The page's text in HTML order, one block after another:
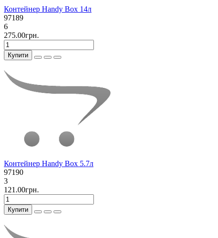
Контейнер Handy Box 14л
97189
6
275.00грн.
Купити
Контейнер Handy Box 5.7л
97190
3
121.00грн.
Купити